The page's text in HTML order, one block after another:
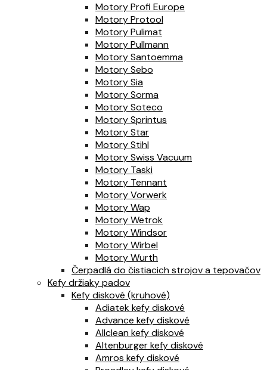
Motory Profi Europe
Motory Protool
Motory Pulimat
Motory Pullmann
Motory Santoemma
Motory Sebo
Motory Sia
Motory Sorma
Motory Soteco
Motory Sprintus
Motory Star
Motory Stihl
Motory Swiss Vacuum
Motory Taski
Motory Tennant
Motory Vorwerk
Motory Wap
Motory Wetrok
Motory Windsor
Motory Wirbel
Motory Wurth
Čerpadlá do čistiacich strojov a tepovačov
Kefy držiaky padov
Kefy diskové (kruhové)
Adiatek kefy diskové
Advance kefy diskové
Allclean kefy diskové
Altenburger kefy diskové
Amros kefy diskové